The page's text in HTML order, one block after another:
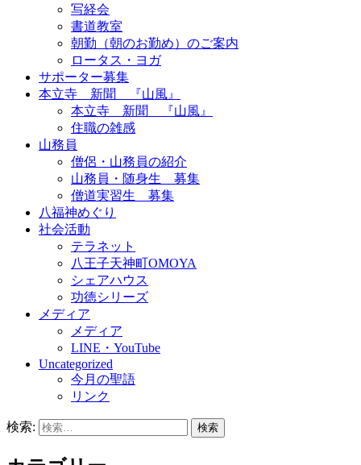
写経会
書道教室
朝勤（朝のお勤め）のご案内
ロータス・ヨガ
サポーター募集
本立寺 新聞 『山風』
本立寺 新聞 『山風』
住職の雑感
山務員
僧侶・山務員の紹介
山務員・随身生 募集
僧道実習生 募集
八福神めぐり
社会活動
テラネット
八王子天神町OMOYA
シェアハウス
功徳シリーズ
メディア
メディア
LINE・YouTube
Uncategorized
今月の聖語
リンク
検索: